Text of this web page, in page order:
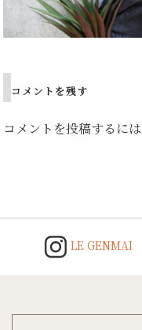
コメントを残す
コメントを投稿するには
LE GENMAI